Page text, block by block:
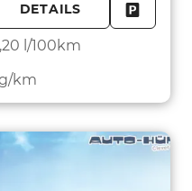
DETAILS
l/100km
km